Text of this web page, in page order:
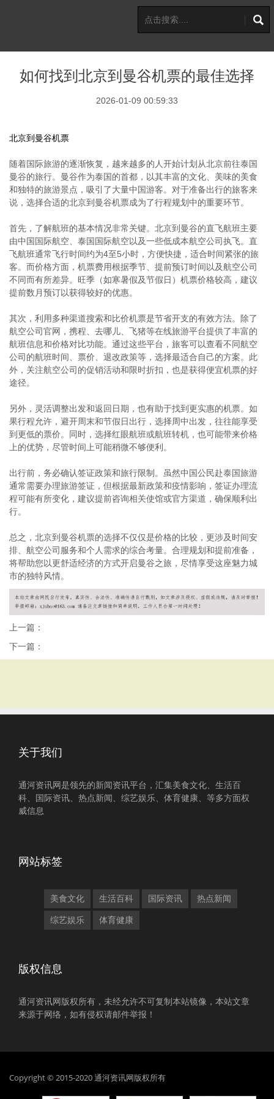
如何找到北京到曼谷机票的最佳选择
2026-01-09 00:59:33
北京到曼谷机票
随着国际旅游的逐渐恢复，越来越多的人开始计划从北京前往泰国
曼谷的旅行。曼谷作为泰国的首都，以其丰富的文化、美味的美食
和独特的旅游景点，吸引了大量中国游客。对于准备出行的旅客来
说，选择合适的北京到曼谷机票成为了行程规划中的重要环节。
首先，了解航班的基本情况非常关键。北京到曼谷的直飞航班主要
由中国国际航空、泰国国际航空以及一些低成本航空公司执飞。直
飞航班通常飞行时间约为4至5小时，方便快捷，适合时间紧张的旅
客。而价格方面，机票费用根据季节、提前预订时间以及航空公司
不同而有所差异。旺季（如寒暑假及节假日）机票价格较高，建议
提前数月预订以获得较好的优惠。
其次，利用多种渠道搜索和比价机票是节省开支的有效方法。除了
航空公司官网，携程、去哪儿、飞猪等在线旅游平台提供了丰富的
航班信息和价格对比功能。通过这些平台，旅客可以查看不同航空
公司的航班时间、票价、退改政策等，选择最适合自己的方案。此
外，关注航空公司的促销活动和限时折扣，也是获得便宜机票的好
途径。
另外，灵活调整出发和返回日期，也有助于找到更实惠的机票。如
果行程允许，避开周末和节假日出行，选择周中出发，往往能享受
到更低的票价。同时，选择红眼航班或航班转机，也可能带来价格
上的优势，尽管时间上可能稍微不够便利。
出行前，务必确认签证政策和旅行限制。虽然中国公民赴泰国旅游
通常需要办理旅游签证，但根据最新政策和疫情影响，签证办理流
程可能有所变化，建议提前咨询相关使馆或官方渠道，确保顺利出
行。
总之，北京到曼谷机票的选择不仅仅是价格的比较，更涉及时间安
排、航空公司服务和个人需求的综合考量。合理规划和提前准备，
将帮助您以更舒适经济的方式开启曼谷之旅，尽情享受这座魅力城
市的独特风情。
上一篇：
下一篇：
关于我们
通河资讯网是领先的新闻资讯平台，汇集美食文化、生活百
科、国际资讯、热点新闻、综艺娱乐、体育健康、等多方面权
威信息
网站标签
美食文化 生活百科 国际资讯 热点新闻
综艺娱乐 体育健康
版权信息
通河资讯网版权所有，未经允许不可复制本站镜像，本站文章
来源于网络，如有侵权请邮件举报！
Copyright © 2015-2020 通河资讯网版权所有